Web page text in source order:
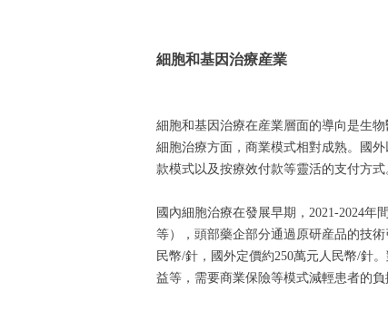
細胞和基因治療産業
細胞和基因治療在産業層面的導向是生
細胞治療方面，商業模式相對成熟。國
款模式以及按療效付款等靈活的支付方式
國內細胞治療在發展早期，2021-2024
等），頭部藥企部分通過原研産品的技
民幣/針，國外定價約250萬元人民幣/針
益等，需要商業保險等模式減輕患者的